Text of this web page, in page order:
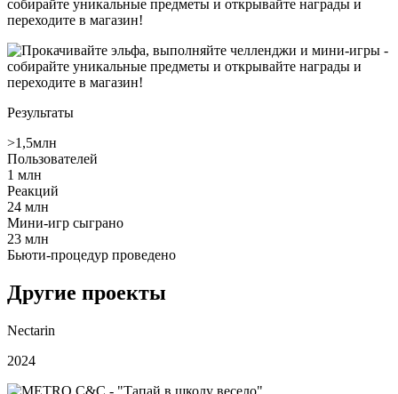
Результаты
>1,5млн
Пользователей
1 млн
Реакций
24 млн
Мини‑игр сыграно
23 млн
Бьюти‑процедур проведено
Другие проекты
Nectarin
2024